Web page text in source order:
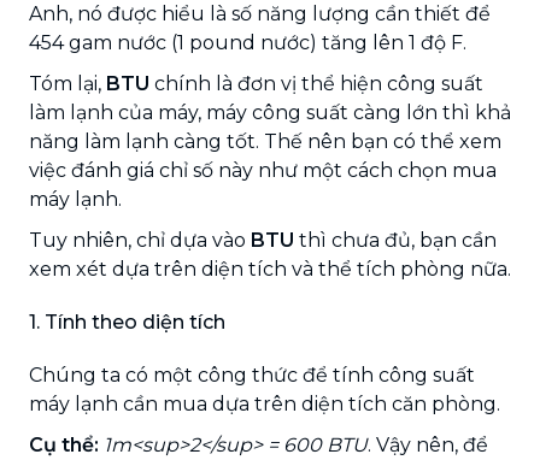
Anh, nó được hiểu là số năng lượng cần thiết để
454 gam nước (1 pound nước) tăng lên 1 độ F.
Tóm lại, BTU chính là đơn vị thể hiện công suất
làm lạnh của máy, máy công suất càng lớn thì khả
năng làm lạnh càng tốt. Thế nên bạn có thể xem
việc đánh giá chỉ số này như một cách chọn mua
máy lạnh.
Tuy nhiên, chỉ dựa vào BTU thì chưa đủ, bạn cần
xem xét dựa trên diện tích và thể tích phòng nữa.
1. Tính theo diện tích
Chúng ta có một công thức để tính công suất
máy lạnh cần mua dựa trên diện tích căn phòng.
Cụ thể: 1m<sup>2</sup> = 600 BTU. Vậy nên, để